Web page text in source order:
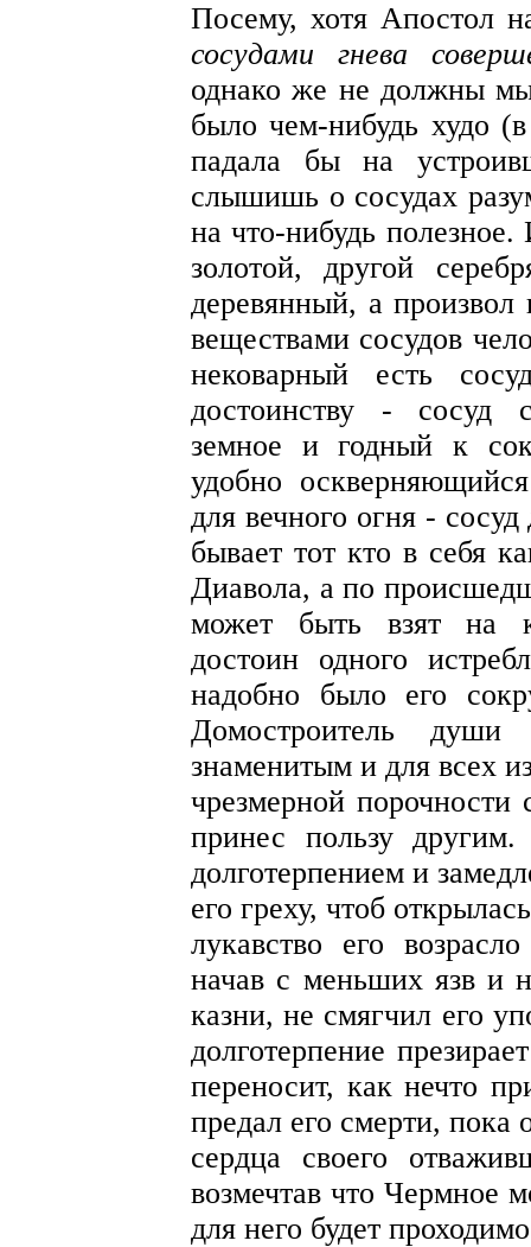
Посему, хотя Апостол
сосудами гнева
однако же не должны
было чем-нибудь худо
падала бы на
слышишь о сосудах
на что-нибудь
золотой, другой
деревянный, а произвол
веществами сосудов
нековарный есть
достоинству - сосуд
земное и годный к
удобно
для вечного огня -
бывает тот кто в себя
Диавола, а по
может быть взят на
достоин одного
надобно было его
Домостроитель
знаменитым и для всех
чрезмерной порочности
принес пользу
долготерпением и
его греху, чтоб
лукавство его
начав с меньших язв и
казни, не смягчил его
долготерпение
переносит, как нечто
предал его смерти, пока
сердца своего
возмечтав что Чермное
для него будет